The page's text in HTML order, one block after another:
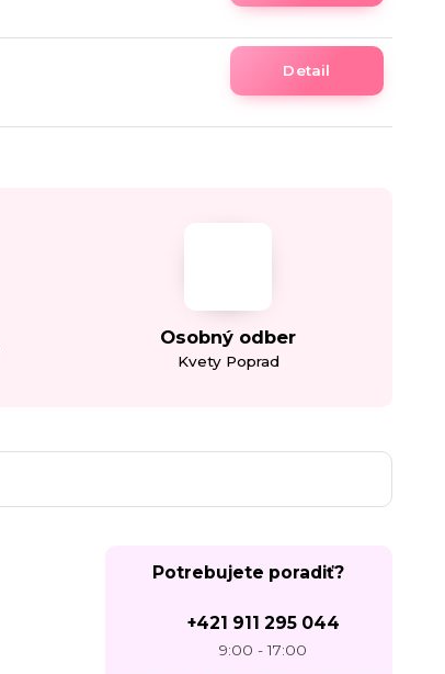
Detail
Osobný odber
Kvety Poprad
Potrebujete poradiť?
+421 911 295 044
9:00 - 17:00